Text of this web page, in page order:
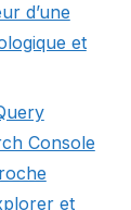
d’une
et
Console
et